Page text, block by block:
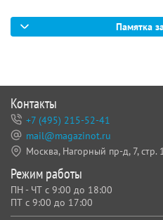
Памятка
Контакты
+7 (495) 215-52-41
mail@magazinot.ru
Москва, Нагорный пр-д, 7, стр.
Режим работы
ПН - ЧТ с 9:00 до 18:00
ПТ с 9:00 до 17:00